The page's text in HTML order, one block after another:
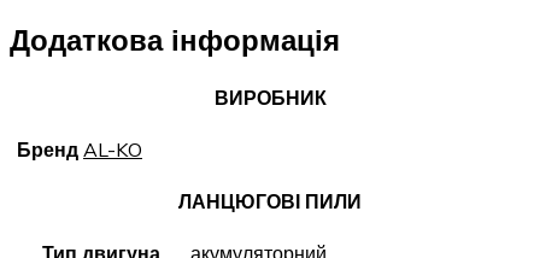
Додаткова інформація
ВИРОБНИК
Бренд AL-KO
ЛАНЦЮГОВІ ПИЛИ